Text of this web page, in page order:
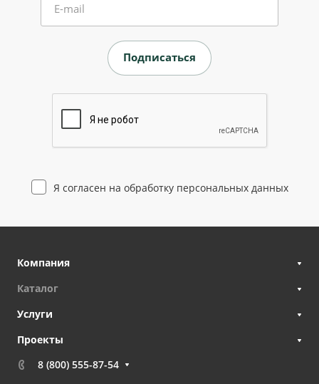
E-mail
Я согласен на обработку персональных данных
Компания
Каталог
Услуги
Проекты
8 (800) 555-87-54